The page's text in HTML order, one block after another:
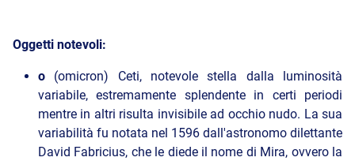
Oggetti notevoli:
ο (omicron) Ceti, notevole stella dalla luminosità
variabile, estremamente splendente in certi periodi
mentre in altri risulta invisibile ad occhio nudo. La sua
variabilità fu notata nel 1596 dall'astronomo dilettante
David Fabricius, che le diede il nome di Mira, ovvero la